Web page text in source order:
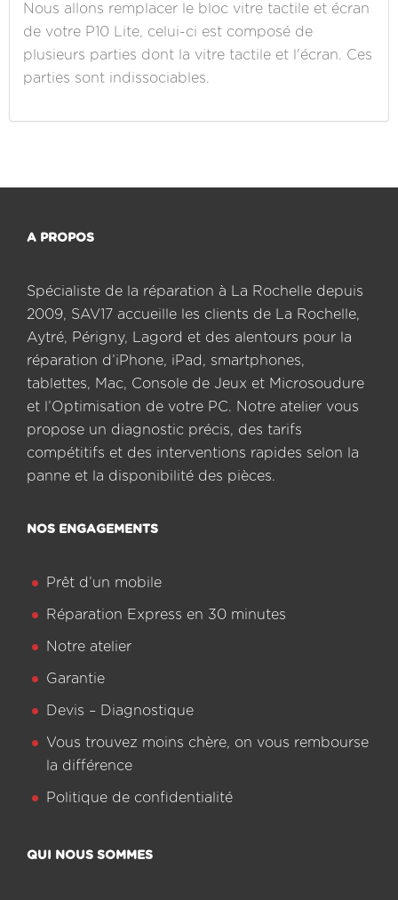
Nous allons remplacer le bloc vitre tactile et écran
de votre P10 Lite, celui-ci est composé de
plusieurs parties dont la vitre tactile et l'écran. Ces
parties sont indissociables.
A PROPOS
Spécialiste de la réparation à La Rochelle depuis
2009, SAV17 accueille les clients de La Rochelle,
Aytré, Périgny, Lagord et des alentours pour la
réparation d’iPhone, iPad, smartphones,
tablettes, Mac, Console de Jeux et Microsoudure
et l’Optimisation de votre PC. Notre atelier vous
propose un diagnostic précis, des tarifs
compétitifs et des interventions rapides selon la
panne et la disponibilité des pièces.
NOS ENGAGEMENTS
Prêt d’un mobile
Réparation Express en 30 minutes
Notre atelier
Garantie
Devis – Diagnostique
Vous trouvez moins chère, on vous rembourse
la différence
Politique de confidentialité
QUI NOUS SOMMES